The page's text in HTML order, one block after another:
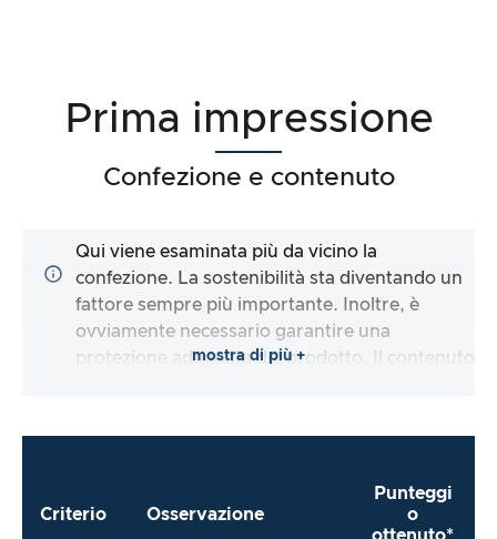
Prima impressione
Confezione e contenuto
Qui viene esaminata più da vicino la
confezione. La sostenibilità sta diventando un
fattore sempre più importante. Inoltre, è
ovviamente necessario garantire una
protezione adeguata del prodotto. Il contenuto
immediato del prodotto?
mostra di più +
Criterio Osservazione
Punteggi
o
ottenuto*